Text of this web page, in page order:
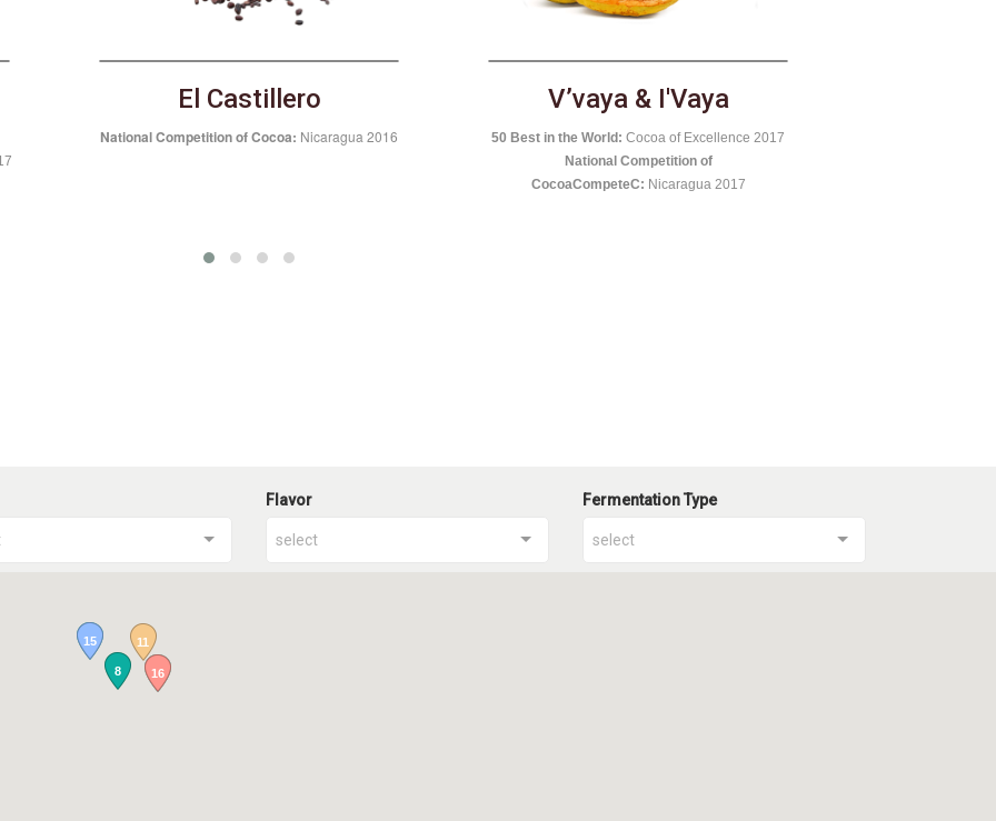
V’vaya & I'Vaya
50 Best in the World:Cocoa of Excellence 2017
SJM
National Competition of Cocoa:Nicaragua 2019
15
16
11
8
Flavor
select
Fermentation Type
select